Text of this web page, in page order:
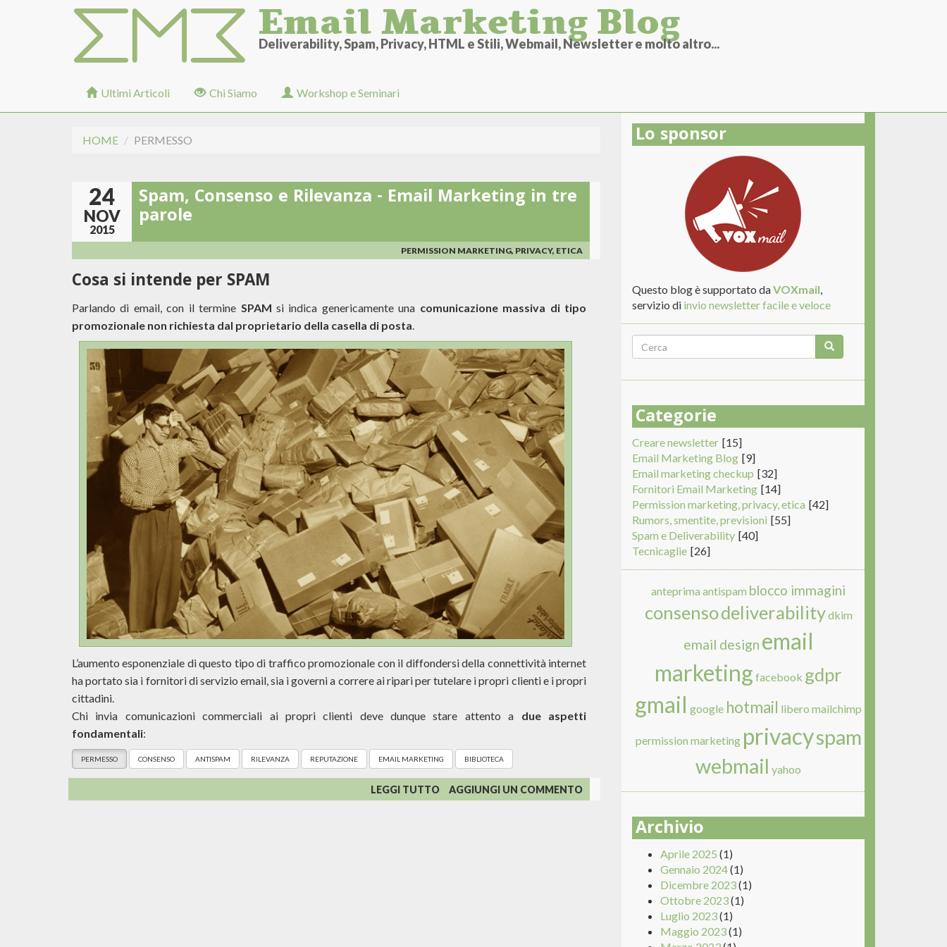
Email Marketing Blog
Deliverability, Spam, Privacy, HTML e Stili, Webmail, Newsletter e molto altro...
Ultimi Articoli Chi Siamo Workshop e Seminari
HOME PERMESSO
24
NOV
2015
Spam, Consenso e Rilevanza - Email Marketing in tre
parole
PERMISSION MARKETING, PRIVACY, ETICA
Cosa si intende per SPAM
Parlando di email, con il termine SPAM si indica genericamente una comunicazione massiva di tipo
promozionale non richiesta dal proprietario della casella di posta.
L’aumento esponenziale di questo tipo di traffico promozionale con il diffondersi della connettività internet
ha portato sia i fornitori di servizio email, sia i governi a correre ai ripari per tutelare i propri clienti e i propri
cittadini.
Chi invia comunicazioni commerciali ai propri clienti deve dunque stare attento a due aspetti
fondamentali:
PERMESSO CONSENSO ANTISPAM RILEVANZA REPUTAZIONE EMAIL MARKETING BIBLIOTECA
LEGGI TUTTO SU
SPAM,
AGGIUNGI UN COMMENTO
Lo sponsor
Questo blog è supportato daVOXmail,
servizio di invio newsletter facile e veloce
Form
di
ricerca
Categorie
Creare newsletter [15]
Email Marketing Blog [9]
Email marketing checkup [32]
Fornitori Email Marketing [14]
Permission marketing, privacy, etica [42]
Rumors, smentite, previsioni [55]
Spam e Deliverability [40]
Tecnicaglie [26]
anteprima antispam blocco immagini
consensodeliverabilitydkim
email design email
marketing facebook gdpr
gmail google hotmail libero mailchimp
permission marketing privacyspam
webmail yahoo
Archivio
Aprile 2025 (1)
Gennaio 2024(1)
Dicembre 2023(1)
Ottobre 2023(1)
Luglio 2023(1)
Maggio 2023(1)